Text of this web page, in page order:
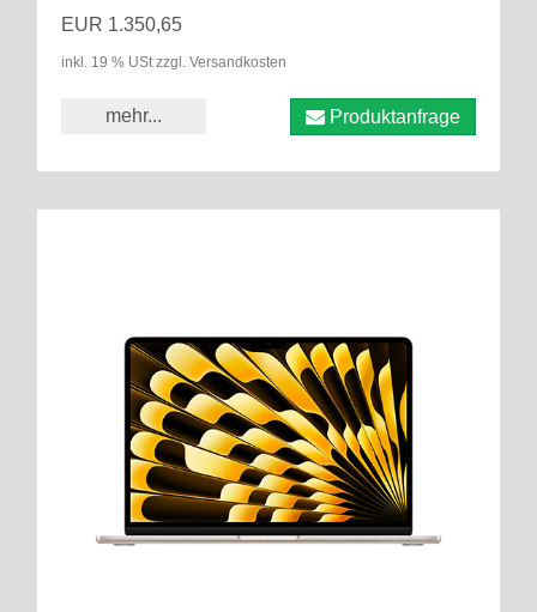
EUR 1.350,65
inkl. 19 % USt zzgl. Versandkosten
mehr... Produktanfrage